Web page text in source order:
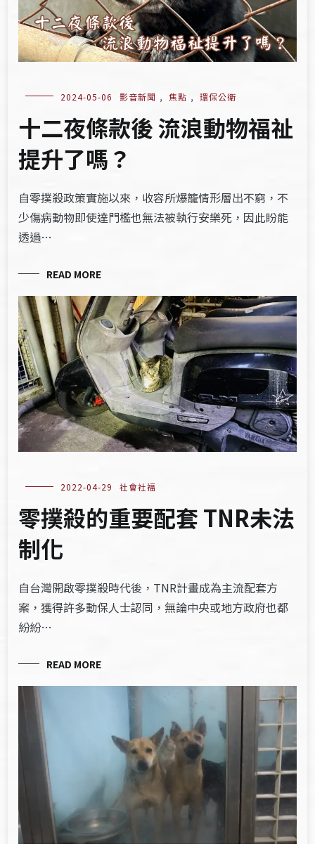
2024-05-06 影音新聞 , 焦點 , 環保公衛
十二夜條款後 流浪動物福祉
提升了嗎？
自零撲殺政策實施以來，收容所爆籠情形層出不窮，不
少傷病動物即使達門檻也無法被執行安樂死，因此盼能
透過…
READ MORE
2022-04-29 社會社福
零撲殺的重要配套 TNR未法
制化
自台灣開啟零撲殺時代後，TNR計畫成為主流配套方
案，獲得許多動保人士認同，無論中央或地方政府也都
紛紛…
READ MORE